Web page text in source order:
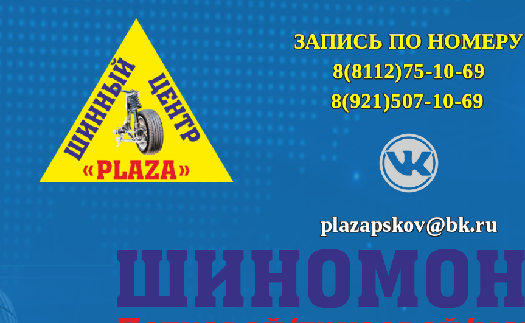
ЗАПИСЬ ПО НОМЕРУ
8(8112)75-10-69
8(921)507-10-69
plazapskov@bk.ru